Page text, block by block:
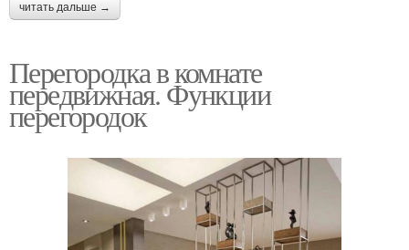
читать дальше →
Перегородка в комнате
передвижная. Функции
перегородок